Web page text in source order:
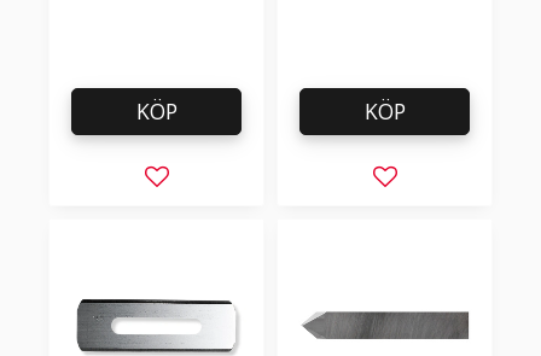
Lägg till i favoriter
KÖP
Lägg till i
KÖP